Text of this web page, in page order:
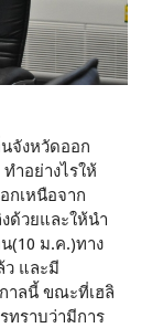
จังหวัดออก
ำอย่างไรให้
กเหนือจาก
ด้วยและให้นำ
(10 ม.ค.)ทาง
ว และมี
าลนี้ ขณะที่เฮลิ
ทราบว่ามีการ